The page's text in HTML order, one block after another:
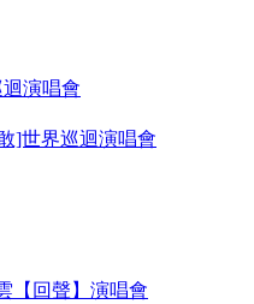
迴演唱會
]世界巡迴演唱會
【回聲】演唱會